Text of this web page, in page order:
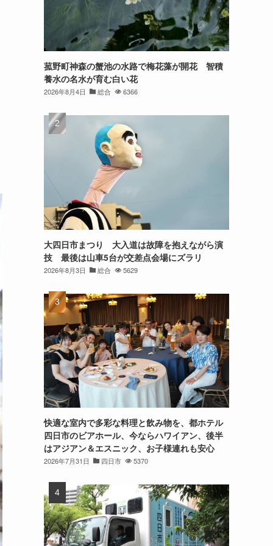
菰野町神森の蟹池の水路で梅花藻が開花 智積
養水の名水が育む白い花
2026年8月4日 総合 6366
大四日市まつり 大入道は故障を抱えながら演
技 最後は山車5台が交差点会場にズラリ
2026年8月3日 総合 5629
快適な室内で多彩な料理と飲み物を、都ホテル
四日市のビアホール、今ならハワイアン、後半
はアジアン＆エスニック、お子様連れも安心
2026年7月31日 四日市 5370